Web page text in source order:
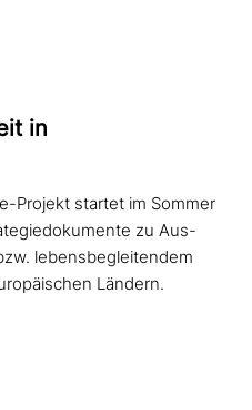
in
Projekt startet im Sommer
zu Aus-
lebensbegleitendem
Ländern.